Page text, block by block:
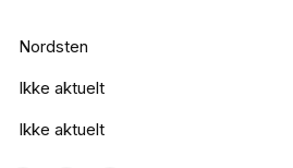
Nordsten
Ikke aktuelt
Ikke aktuelt